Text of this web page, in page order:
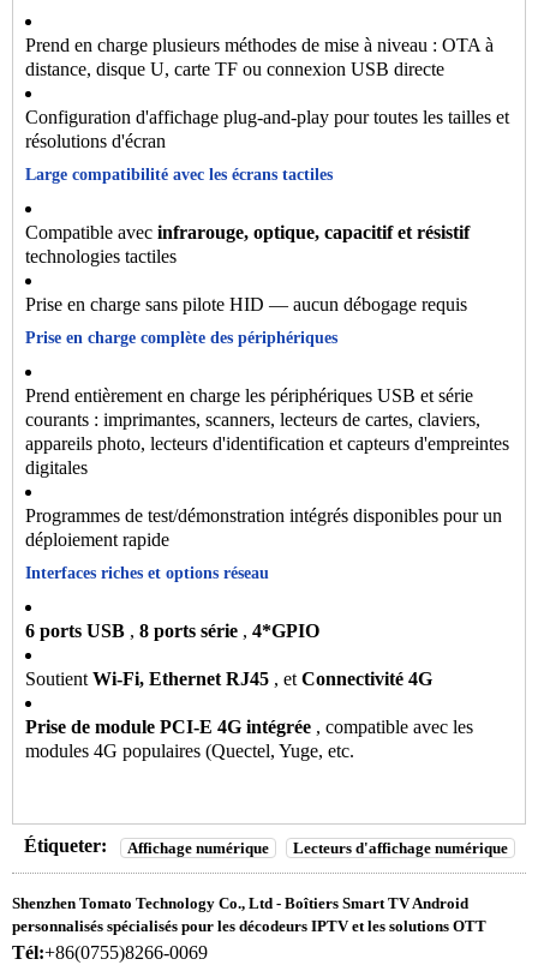
Prend en charge plusieurs méthodes de mise à niveau : OTA à
distance, disque U, carte TF ou connexion USB directe
Configuration d'affichage plug-and-play pour toutes les tailles et
résolutions d'écran
Large compatibilité avec les écrans tactiles
Compatible avec infrarouge, optique, capacitif et résistif
technologies tactiles
Prise en charge sans pilote HID — aucun débogage requis
Prise en charge complète des périphériques
Prend entièrement en charge les périphériques USB et série
courants : imprimantes, scanners, lecteurs de cartes, claviers,
appareils photo, lecteurs d'identification et capteurs d'empreintes
digitales
Programmes de test/démonstration intégrés disponibles pour un
déploiement rapide
Interfaces riches et options réseau
6 ports USB , 8 ports série , 4*GPIO
Soutient Wi-Fi, Ethernet RJ45 , et Connectivité 4G
Prise de module PCI-E 4G intégrée , compatible avec les
modules 4G populaires (Quectel, Yuge, etc.
Étiqueter: Affichage numérique Lecteurs d'affichage numérique
Shenzhen Tomato Technology Co., Ltd - Boîtiers Smart TV Android
personnalisés spécialisés pour les décodeurs IPTV et les solutions OTT
Tél:+86(0755)8266-0069